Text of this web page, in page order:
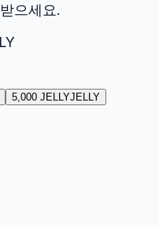
으세요.
5,000 JELLYJELLY